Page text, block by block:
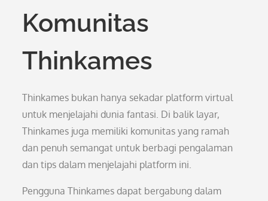
Komunitas
Thinkames
Thinkames bukan hanya sekadar platform virtual
untuk menjelajahi dunia fantasi. Di balik layar,
Thinkames juga memiliki komunitas yang ramah
dan penuh semangat untuk berbagi pengalaman
dan tips dalam menjelajahi platform ini.
Pengguna Thinkames dapat bergabung dalam